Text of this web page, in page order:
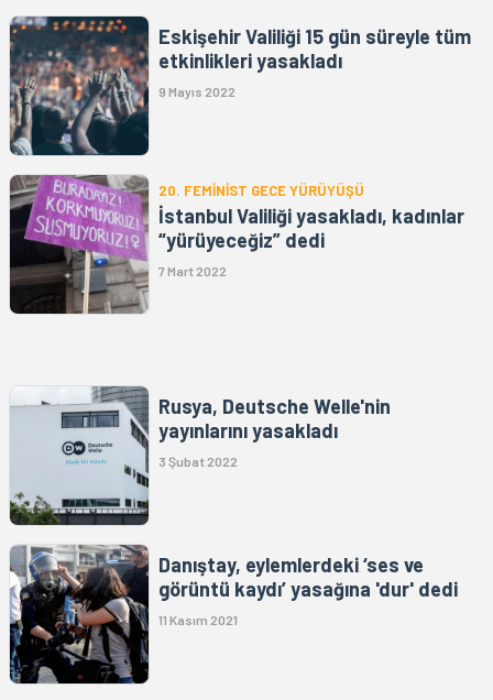
Eskişehir Valiliği 15 gün süreyle tüm
etkinlikleri yasakladı
9 Mayıs 2022
20. FEMİNİST GECE YÜRÜYÜŞÜ
İstanbul Valiliği yasakladı, kadınlar
“yürüyeceğiz” dedi
7 Mart 2022
Rusya, Deutsche Welle'nin
yayınlarını yasakladı
3 Şubat 2022
Danıştay, eylemlerdeki ‘ses ve
görüntü kaydı’ yasağına 'dur' dedi
11 Kasım 2021